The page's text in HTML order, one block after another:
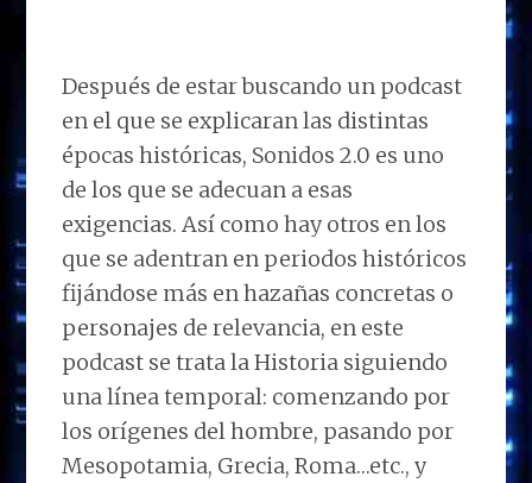
Después de estar buscando un podcast
en el que se explicaran las distintas
épocas históricas, Sonidos 2.0 es uno
de los que se adecuan a esas
exigencias. Así como hay otros en los
que se adentran en periodos históricos
fijándose más en hazañas concretas o
personajes de relevancia, en este
podcast se trata la Historia siguiendo
una línea temporal: comenzando por
los orígenes del hombre, pasando por
Mesopotamia, Grecia, Roma…etc., y